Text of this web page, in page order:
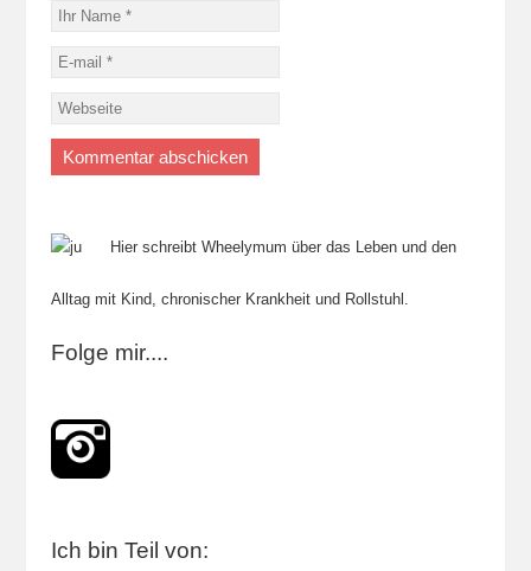
Hier schreibt Wheelymum über das Leben und den
Alltag mit Kind, chronischer Krankheit und Rollstuhl.
Folge mir....
Ich bin Teil von: